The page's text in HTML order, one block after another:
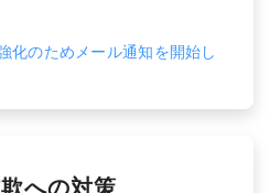
化のためメール通知を開始し
への対策